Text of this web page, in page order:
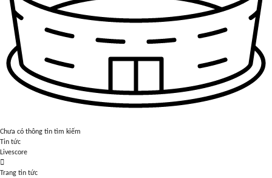
Chưa có thông tin tìm kiếm
Tin tức
Livescore
Trang tin tức